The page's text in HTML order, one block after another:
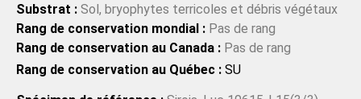
Substrat : Sol, bryophytes terricoles et débris végétaux
Rang de conservation mondial : Pas de rang
Rang de conservation au Canada : Pas de rang
Rang de conservation au Québec : SU